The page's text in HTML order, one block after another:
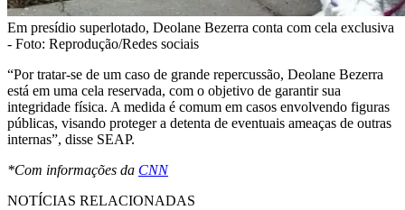
Em presídio superlotado, Deolane Bezerra conta com cela exclusiva
- Foto: Reprodução/Redes sociais
“Por tratar-se de um caso de grande repercussão, Deolane Bezerra
está em uma cela reservada, com o objetivo de garantir sua
integridade física. A medida é comum em casos envolvendo figuras
públicas, visando proteger a detenta de eventuais ameaças de outras
internas”, disse SEAP.
*Com informações da CNN
NOTÍCIAS RELACIONADAS